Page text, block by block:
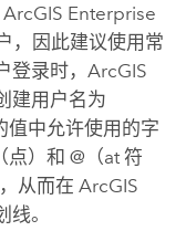
ArcGIS Enterprise
，因此建议使用常
录时， ArcGIS
建用户名为
值中允许使用的字
）和 @（at 符
从而在 ArcGIS
。